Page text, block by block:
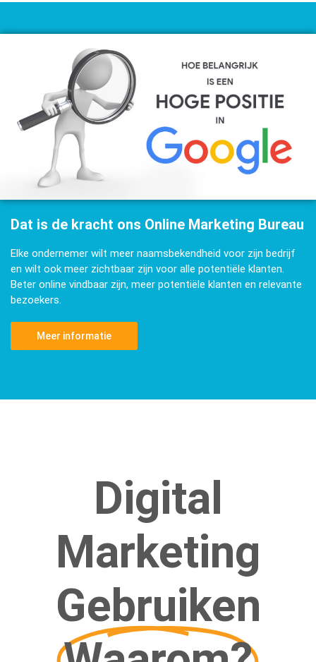
Dat is de kracht ons Online Marketing Bureau
Elke ondernemer wilt meer naamsbekendheid voor zijn bedrijf
en wilt ook meer zichtbaar zijn voor alle potentiële klanten.
Beter online vindbaar zijn, meer potentiële klanten en relevante
bezoekers.
Meer informatie
Digital
Marketing
Gebruiken